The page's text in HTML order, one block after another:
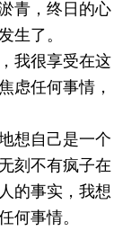
青，终日的心
生了。
我很享受在这
虑任何事情，
想自己是一个
刻不有疯子在
的事实，我想
何事情。